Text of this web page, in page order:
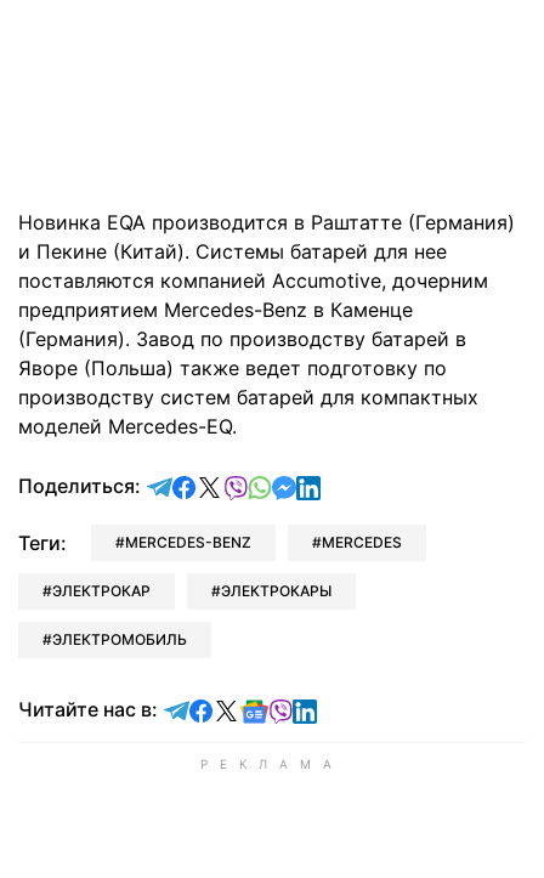
Новинка EQA производится в Раштатте (Германия)
и Пекине (Китай). Системы батарей для нее
поставляются компанией Accumotive, дочерним
предприятием Mercedes-Benz в Каменце
(Германия). Завод по производству батарей в
Яворе (Польша) также ведет подготовку по
производству систем батарей для компактных
моделей Mercedes-EQ.
Поделиться: отправить в Telegram
поделиться в Facebook
поделиться в X
отправить в Viber
отправить в Whatsapp
отправить в Messenger
отправить в LinkedIn
Теги: MERCEDES-BENZ MERCEDES
ЭЛЕКТРОКАР ЭЛЕКТРОКАРЫ
ЭЛЕКТРОМОБИЛЬ
Читайте нас в: Читайте в Telegram
Читайте в Facebook
Читайте в X
Читайте в Google news
Читайте в Viber
Читайте в LinkedIn